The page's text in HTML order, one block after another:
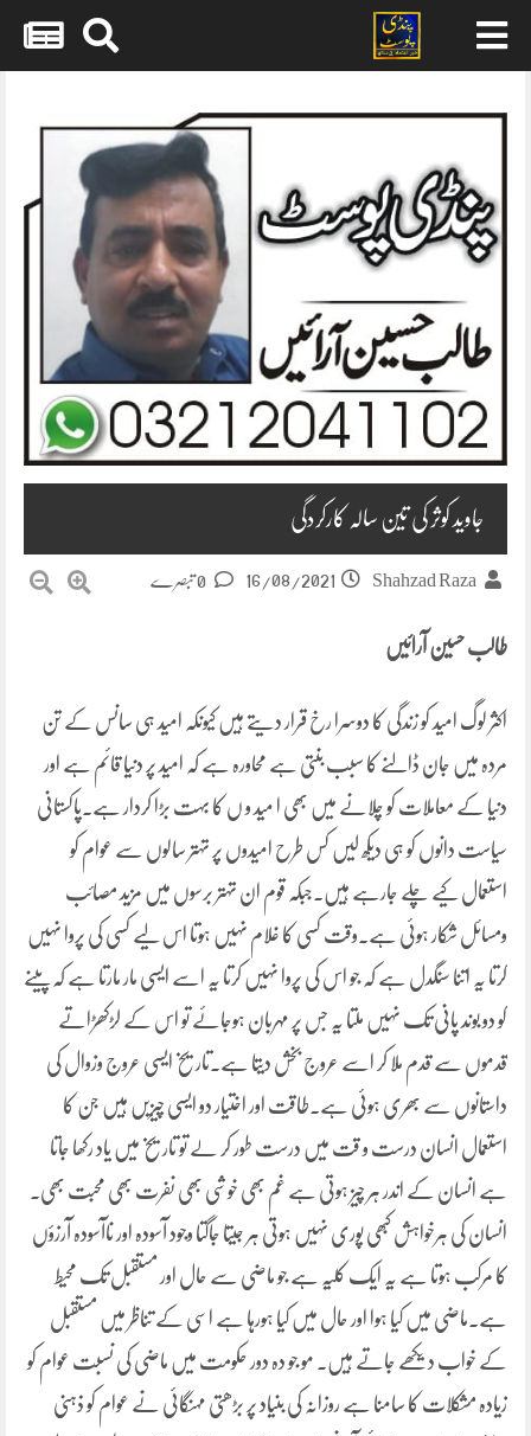
content
جاوید کوثر کی تین سالہ کارکردگی
Shahzad Raza
16/08/2021
طالب حسین آرائیں
اکثر لوگ امید کو زندگی کا دوسرا رخ قرار دیتے ہیں کیونکہ امید ہی سانس کے تن
مردہ میں جان ڈالنے کا سبب بنتی ہے محاورہ ہے کہ امید پر دنیا قائم ہے اور
دنیا کے معاملات کو چلانے میں بھی ا مید و ں کا بہت بڑا کردار ہے۔پاکستانی
سیاست دانوں کو ہی دیکھ لیں کس طرح امیدوں پر تہتر سالوں سے عوام کو
استعمال کیے چلے جارہے ہیں۔جبکہ قوم ان تہتر برسوں میں مزید مصائب
ومسائل شکار ہوئی ہے۔وقت کسی کا غلام نہیں ہوتا اس لیے کسی کی پروا نہیں
کرتا یہ اتنا سنگدل ہے کہ جو اس کی پروا نہیں کرتا یہ اسے ایسی مار مارتا ہے کہ پینے
کو دو بوند پانی تک نہیں ملتا یہ جس پر مہربان ہوجائے تو اس کے لڑکھڑاتے
قدموں سے قدم ملا کر اسے عروج بخش دیتا ہے۔تاریخ ایسی عروج وزوال کی
داستانوں سے بھری ہوئی ہے۔طاقت اور اختیار دو ایسی چیزیں ہیں جن کا
استعمال انسان درست و قت میں درست طور کر لے تو تاریخ میں یاد رکھا جاتا
ہے انسان کے اندر ہر چیز ہوتی ہے غم بھی خوشی بھی نفرت بھی محبت بھی۔
انسان کی ہرخواہش کبھی پوری نہیں ہوتی ہر جیتا جاگتا وجود آسودہ اور ناآسودہ آرزؤں
کا مرکب ہوتا ہے یہ ایک کلیہ ہے جو ماضی سے حال اور مستقبل تک محیط
ہے۔ماضی میں کیا ہوا اور حال میں کیا ہورہا ہے اسی کے تناظر میں مستقبل
کے خواب دیکھے جاتے ہیں۔ مو جو دہ دور حکومت میں ماضی کی نسبت عوام کو
زیادہ مشکلات کا سامنا ہے روزانہ کی بنیاد پر بڑھتی مہنگائی نے عوام کو ذہنی